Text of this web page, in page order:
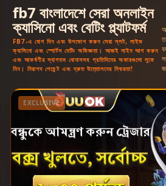
fb7 বাংলাদেশে সেরা অনলাইন
ক্যাসিনো এবং বেটিং প্ল্যাটফর্ম
FB7-এ যোগ দিন এবং উপভোগ করুন সেরা স্লট, লাইভ
ক্যাসিনো এবং স্পোর্টস বেটিং অভিজ্ঞতা। আজই সাইন আপ করুন
এবং আকর্ষণীয় স্বাগতম বোনাসসহ প্রতিদিনের অফারগুলো লুফে
নিন। নিরাপদ পেমেন্ট এবং দ্রুত উত্তোলনের নিশ্চয়তা!
EXCLUSIVE